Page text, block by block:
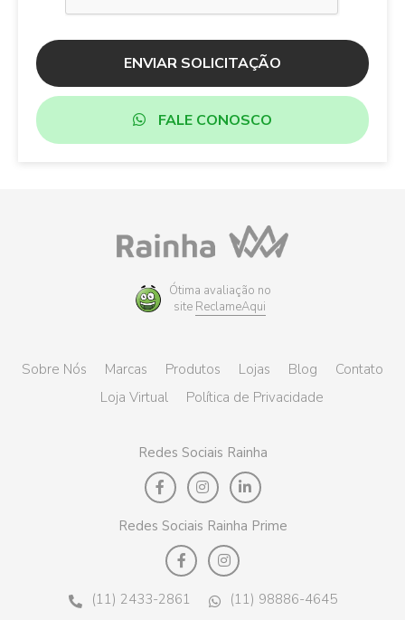
ENVIAR SOLICITAÇÃO
FALE CONOSCO
Ótima avaliação no
site ReclameAqui
Sobre Nós Marcas Produtos Lojas Blog
Contato
Loja Virtual
Política de Privacidade
Redes Sociais Rainha
Redes Sociais Rainha Prime
(11) 2433-2861 (11) 98886-4645